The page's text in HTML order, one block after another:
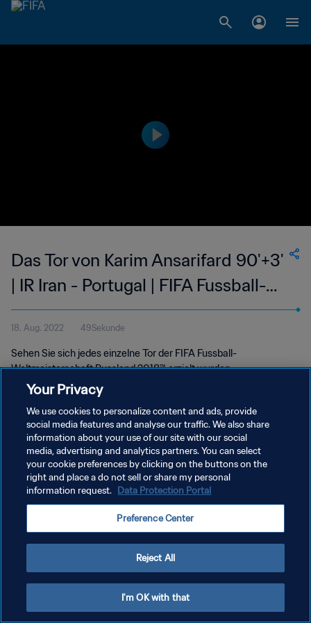
Das Tor von Karim Ansarifard 90'+3'
| IR Iran - Portugal | FIFA Fussball-
Weltmeisterschaft Russland 2018™
18. Aug. 2022 49Sekunde
Sehen Sie sich jedes einzelne Tor der FIFA Fussball-
Weltmeisterschaft Russland 2018™ erzielt wurden.
DATENSCHUTZ
NUTZUNGSBEDINGUNGEN
COOKIE-EINSTELLUNGEN VERWALTEN
Your Privacy
We use cookies to personalize content and ads, provide
social media features and analyse our traffic. We also share
information about your use of our site with our social
media, advertising and analytics partners. You can select
your cookie preferences by clicking on the buttons on the
right and place a do not sell or share my personal
information request. Data Protection Portal
Preference Center
Reject All
I'm OK with that